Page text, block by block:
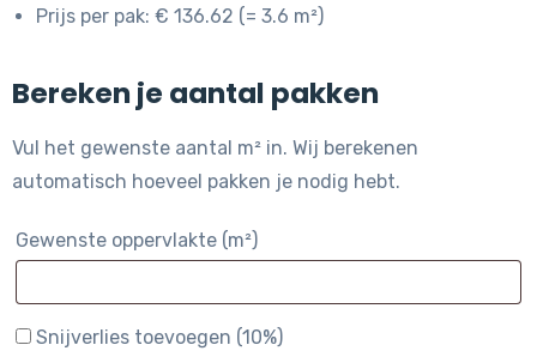
Prijs per pak: € 136.62 (= 3.6 m²)
Bereken je aantal pakken
Vul het gewenste aantal m² in. Wij berekenen
automatisch hoeveel pakken je nodig hebt.
Gewenste oppervlakte (m²)
Snijverlies toevoegen (10%)